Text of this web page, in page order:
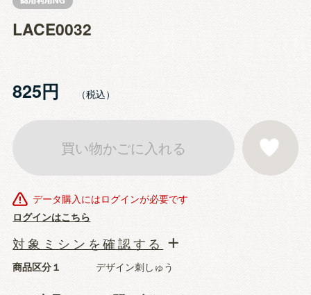
LACE0032
825円
データ購入にはログインが必要です
買い物かごに入れる
ログインはこちら
お気に入りに登
商品区分１ デザイン刺しゅう
対象ミシンを確認する